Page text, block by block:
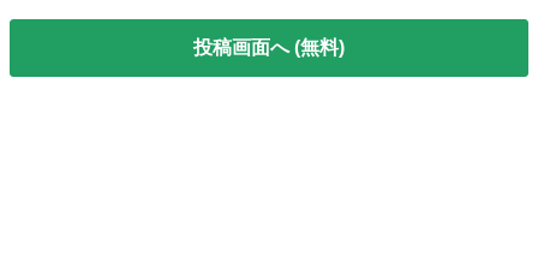
投稿画面へ (無料)